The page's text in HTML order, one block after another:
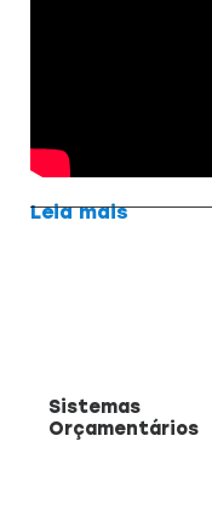
Leia mais
Sistemas
Orçamentários